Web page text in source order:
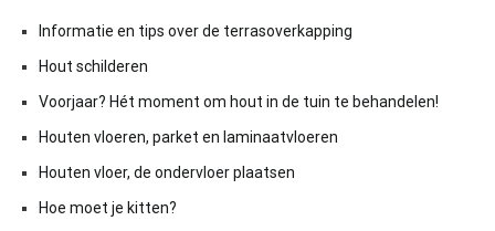
Informatie en tips over de terrasoverkapping
Hout schilderen
Voorjaar? Hét moment om hout in de tuin te behandelen!
Houten vloeren, parket en laminaatvloeren
Houten vloer, de ondervloer plaatsen
Hoe moet je kitten?